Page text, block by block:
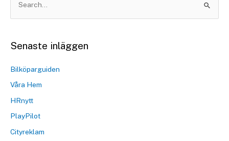
Senaste inläggen
Bilköparguiden
Våra Hem
HRnytt
PlayPilot
Cityreklam